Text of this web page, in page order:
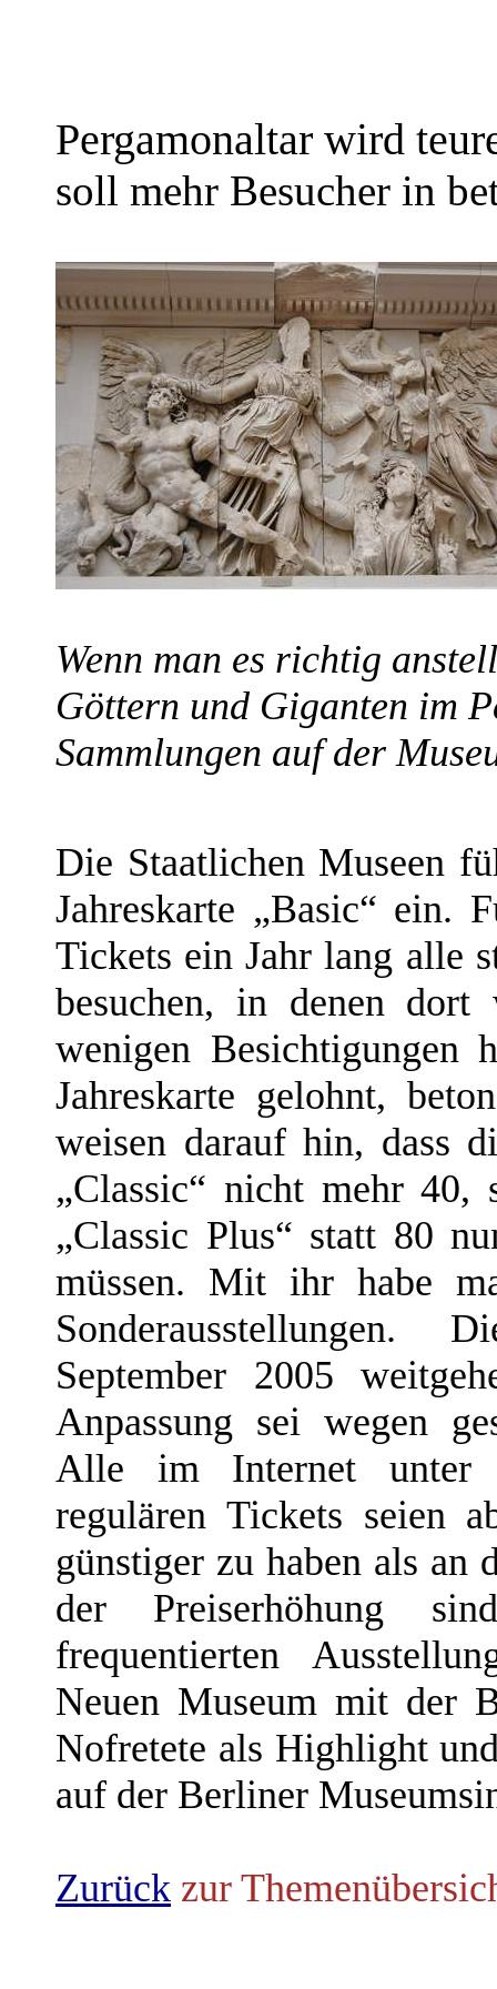
Pergamonaltar wird
soll mehr Besucher in
Wenn man es richtig
Göttern und Giganten im
Sammlungen auf der
Die Staatlichen Museen
Jahreskarte „Basic“ ein.
Tickets ein Jahr lang alle
besuchen, in denen
wenigen Besichtigungen
Jahreskarte gelohnt,
weisen darauf hin, dass
„Classic“ nicht mehr
„Classic Plus“ statt 80
müssen. Mit ihr habe
September 2005
Anpassung sei wegen
Alle im Internet
regulären Tickets seien
günstiger zu haben als an
der Preiserhöhung
frequentierten
Neuen Museum mit der
Nofretete als Highlight
auf der Berliner
Zurück zur